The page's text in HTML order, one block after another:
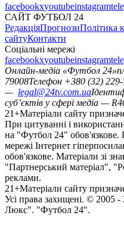
facebookxyoutubeinstagram
САЙТ ФУТБОЛ 24
РедакціяПрогнозиПолітика
сайтуКонтакти
Соціальні мережі
facebookxyoutubeinstagram
Онлайн-медіа «Футбол 24»
79008Телефон +380 (32)
— legal@24tv.com.ua
суб’єктів у сфері медіа —
21+Матеріали сайту
При цитуванні і
на "Футбол 24" обов'язкове.
мережі Інтернет
обов'язкове. Матеріали зі
"Партнерський матеріал",
реклами.
21+Матеріали сайту
Усi права захищенi. © 2005 -
Люкс". "Футбол 24".